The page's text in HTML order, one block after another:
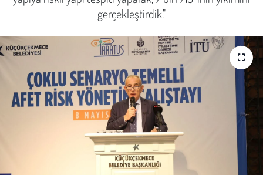
gerçekleştirdik."
Sağlık
Kadın
Emek